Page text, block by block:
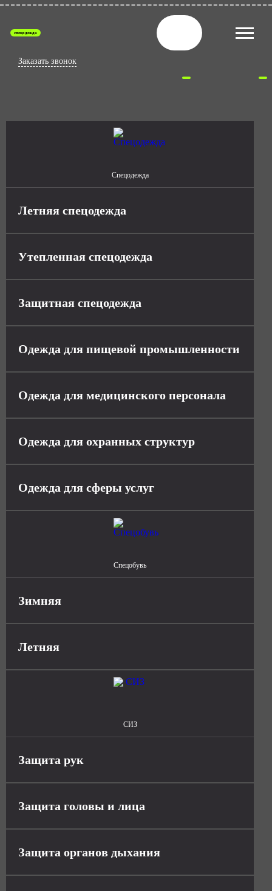
спецодежда
Заказать звонок
Спецодежда
Летняя спецодежда
Утепленная спецодежда
Защитная спецодежда
Одежда для пищевой промышленности
Одежда для медицинского персонала
Одежда для охранных структур
Одежда для сферы услуг
Спецобувь
Зимняя
Летняя
СИЗ
Защита рук
Защита головы и лица
Защита органов дыхания